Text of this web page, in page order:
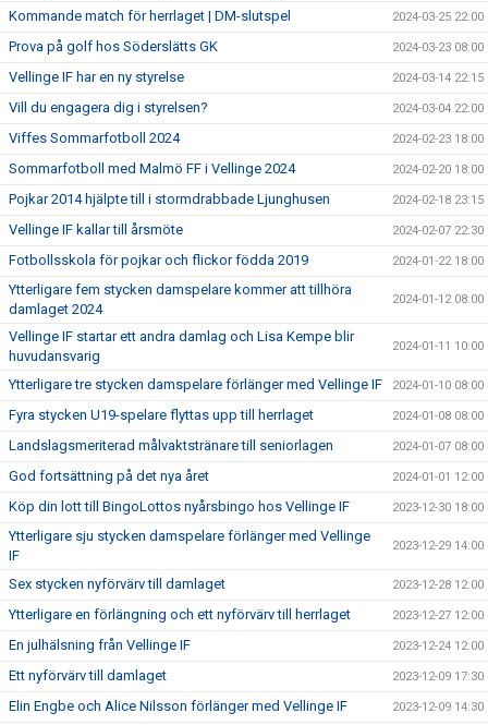
Kommande match för herrlaget | DM-slutspel 2024-03-25 22:00
Prova på golf hos Söderslätts GK 2024-03-23 08:00
Vellinge IF har en ny styrelse 2024-03-14 22:15
Vill du engagera dig i styrelsen? 2024-03-04 22:00
Viffes Sommarfotboll 2024 2024-02-23 18:00
Sommarfotboll med Malmö FF i Vellinge 2024 2024-02-20 18:00
Pojkar 2014 hjälpte till i stormdrabbade Ljunghusen 2024-02-18 23:15
Vellinge IF kallar till årsmöte 2024-02-07 22:30
Fotbollsskola för pojkar och flickor födda 2019 2024-01-22 18:00
Ytterligare fem stycken damspelare kommer att tillhöra
damlaget 2024
2024-01-12 08:00
Vellinge IF startar ett andra damlag och Lisa Kempe blir
huvudansvarig
2024-01-11 10:00
Ytterligare tre stycken damspelare förlänger med Vellinge IF 2024-01-10 08:00
Fyra stycken U19-spelare flyttas upp till herrlaget 2024-01-08 08:00
Landslagsmeriterad målvaktstränare till seniorlagen 2024-01-07 08:00
God fortsättning på det nya året 2024-01-01 12:00
Köp din lott till BingoLottos nyårsbingo hos Vellinge IF 2023-12-30 18:00
Ytterligare sju stycken damspelare förlänger med Vellinge
IF
2023-12-29 14:00
Sex stycken nyförvärv till damlaget 2023-12-28 12:00
Ytterligare en förlängning och ett nyförvärv till herrlaget 2023-12-27 12:00
En julhälsning från Vellinge IF 2023-12-24 12:00
Ett nyförvärv till damlaget 2023-12-09 17:30
Elin Engbe och Alice Nilsson förlänger med Vellinge IF 2023-12-09 14:30